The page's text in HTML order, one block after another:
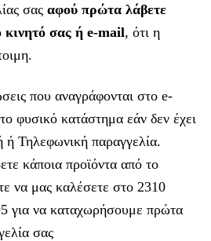
σας αφού πρώτα λάβετε
κινητό σας ή e-mail, ότι η
που αναγράφονται στο e-
φυσικό κατάστημα εάν δεν έχει
ή Τηλεφωνική παραγγελία.
κάποια προϊόντα από το
να μας καλέσετε στο 2310
για να καταχωρήσουμε πρώτα
σας